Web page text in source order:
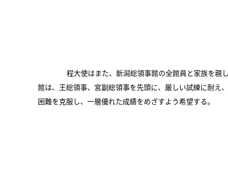
程大使はまた、新潟総領事館の全館員と家族を親
館は、王総領事、宮副総領事を先頭に、厳しい試練に耐え
困難を克服し、一層優れた成績をめざすよう希望する。